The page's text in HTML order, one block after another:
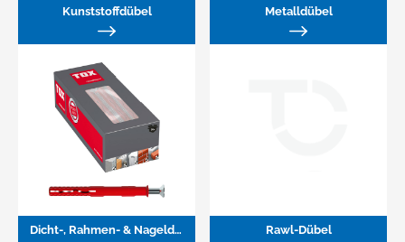
Kunststoffdübel Metalldübel
Dicht-, Rahmen- & Nageldübel Rawl-Dübel